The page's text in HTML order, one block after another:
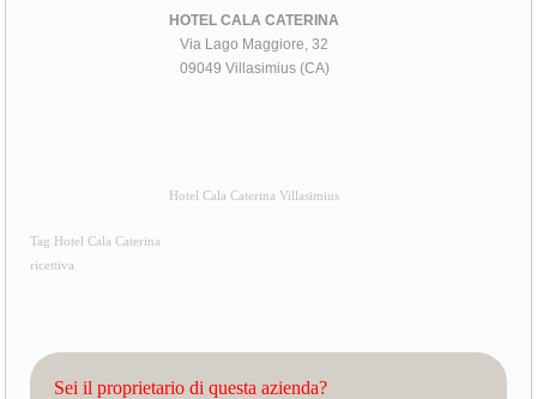
HOTEL CALA CATERINA
Via Lago Maggiore, 32
09049 Villasimius (CA)
Hotel Cala Caterina Villasimius
Tag Hotel Cala Caterina
ricettiva
Sei il proprietario di questa azienda?